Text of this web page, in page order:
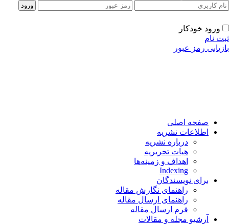
ورود خودکار
نام
رمز عبور
صفحه اصلی
اطلاعات نشریه
درباره نشریه
هیات تحریریه
اهداف و زمینه‌ها
Indexing
برای نویسندگان
راهنمای نگارش مقاله
راهنمای ارسال مقاله
فرم ارسال مقاله
آرشیو مجله و مقالات